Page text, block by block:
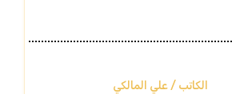
الكاتب / علي المالكي